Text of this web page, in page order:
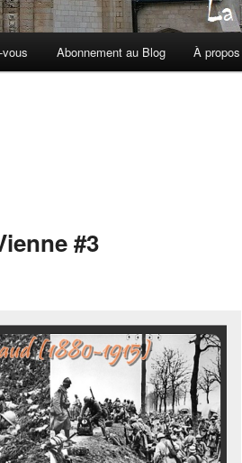
Abonnement au Blog À propos
#3